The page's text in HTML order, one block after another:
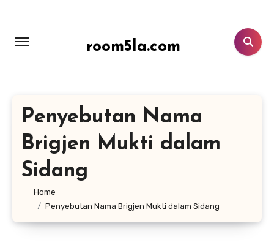
konten
room5la.com
Penyebutan Nama
Brigjen Mukti dalam
Sidang
Home
Penyebutan Nama Brigjen Mukti dalam Sidang